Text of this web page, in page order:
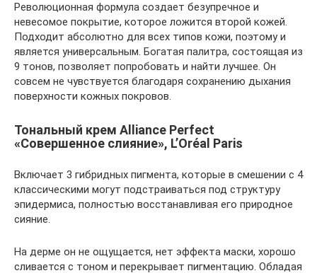
Революционная формула создает безупречное и
невесомое покрытие, которое ложится второй кожей.
Подходит абсолютно для всех типов кожи, поэтому и
является универсальным. Богатая палитра, состоящая из
9 тонов, позволяет попробовать и найти лучшее. Он
совсем не чувствуется благодаря сохранению дыхания
поверхности кожных покровов.
Тональный крем Alliance Perfect
«Совершенное слияние», L’Oréal Paris
Включает 3 гибридных пигмента, которые в смешении с 4
классическими могут подстраиваться под структуру
эпидермиса, полностью восстанавливая его природное
сияние.
На дерме он не ощущается, нет эффекта маски, хорошо
сливается с тоном и перекрывает пигментацию. Обладая